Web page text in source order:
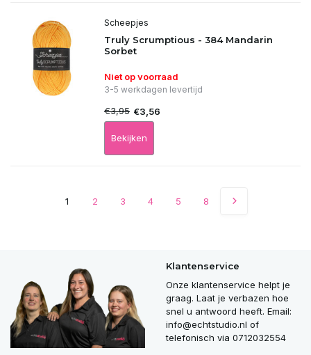
Scheepjes
Truly Scrumptious - 384 Mandarin
Sorbet
Niet op voorraad
3-5 werkdagen levertijd
€3,95 €3,56
Bekijken
1 2 3 4 5 8
Klantenservice
Onze klantenservice helpt je
graag. Laat je verbazen hoe
snel u antwoord heeft. Email:
info@echtstudio.nl of
telefonisch via 0712032554